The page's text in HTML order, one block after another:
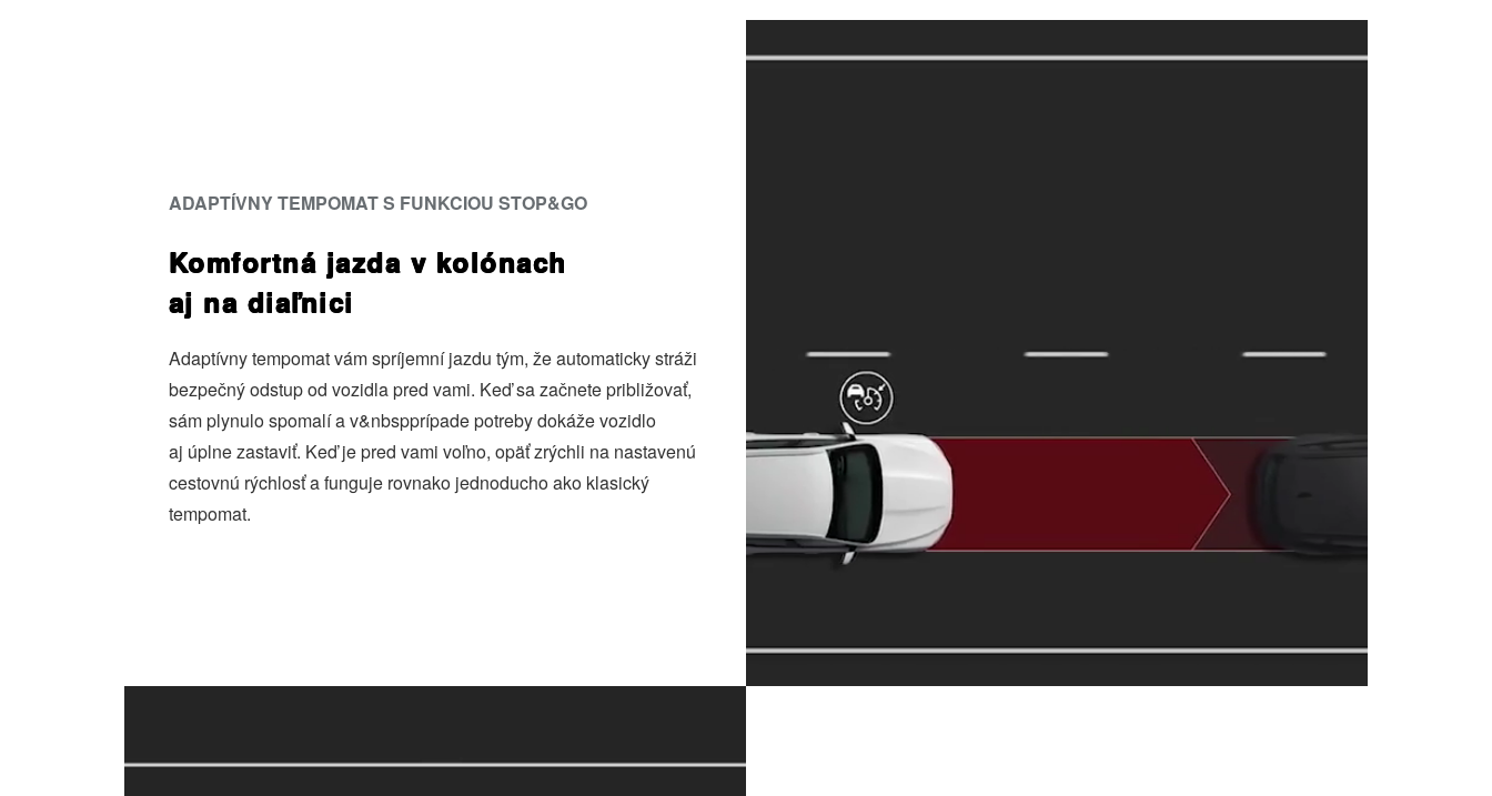
ADAPTÍVNY TEMPOMAT S FUNKCIOU STOP&GO
Komfortná jazda v kolónach
aj na diaľnici
Adaptívny tempomat vám spríjemní jazdu tým, že automaticky stráži
bezpečný odstup od vozidla pred vami. Keď sa začnete približovať,
sám plynulo spomalí a v&nbspprípade potreby dokáže vozidlo
aj úplne zastaviť. Keď je pred vami voľno, opäť zrýchli na nastavenú
cestovnú rýchlosť a funguje rovnako jednoducho ako klasický
tempomat.